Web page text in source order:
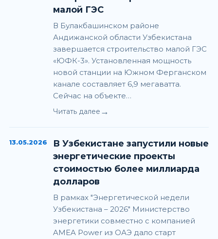
малой ГЭС
В Булакбашинском районе
Андижанской области Узбекистана
завершается строительство малой ГЭС
«ЮФК-3». Установленная мощность
новой станции на Южном Ферганском
канале составляет 6,9 мегаватта.
Сейчас на объекте…
Читать далее →
13.05.2026
В Узбекистане запустили новые
энергетические проекты
стоимостью более миллиарда
долларов
В рамках "Энергетической недели
Узбекистана – 2026" Министерство
энергетики совместно с компанией
AMEA Power из ОАЭ дало старт